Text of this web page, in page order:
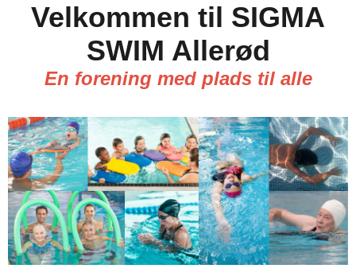
Velkommen til SIGMA
SWIM Allerød
En forening med plads til alle